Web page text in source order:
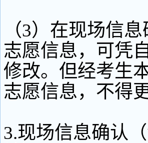
（3）在现场信
志愿信息，可凭
修改。但经考生
志愿信息，不得
3.现场信息确认